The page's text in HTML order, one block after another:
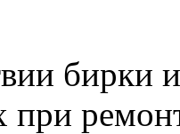
бирки